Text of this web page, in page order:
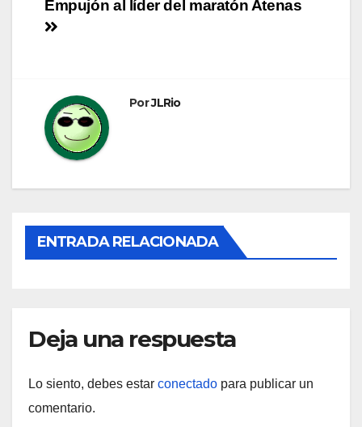
Navegación
Empujón al líder del maratón Atenas
PorJLRio
ENTRADA RELACIONADA
Deja una respuesta
Lo siento, debes estar conectado para publicar un
comentario.